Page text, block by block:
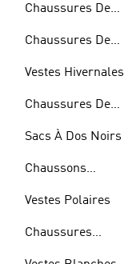
Chaussures De
Chaussures De
Vestes Hivernales
Chaussures De
Sacs À Dos Noirs
Chaussons
Vestes Polaires
Chaussures